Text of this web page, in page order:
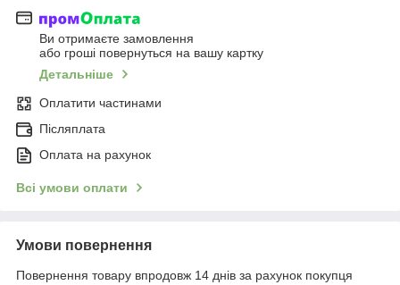
Ви отримаєте замовлення
або гроші повернуться на вашу картку
Детальніше
Оплатити частинами
Післяплата
Оплата на рахунок
Всі умови оплати
Умови повернення
Повернення товару впродовж 14 днів за рахунок покупця